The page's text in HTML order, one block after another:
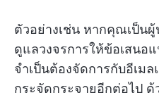
ตัวอย่างเช่น หากคุณเป็น
ดูแลวงจรการให้ข้อเสนอ
จำเป็นต้องจัดการกับอีเม
กระจัดกระจายอีกต่อไป